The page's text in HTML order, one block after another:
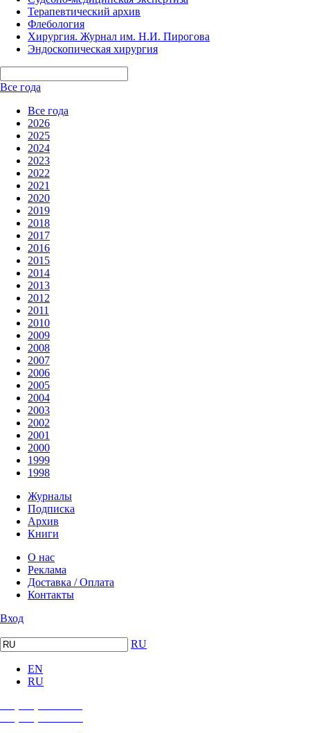
Терапевтический архив
Флебология
Хирургия. Журнал им. Н.И. Пирогова
Эндоскопическая хирургия
Все года
Все года
2026
2025
2024
2023
2022
2021
2020
2019
2018
2017
2016
2015
2014
2013
2012
2011
2010
2009
2008
2007
2006
2005
2004
2003
2002
2001
2000
1999
1998
Журналы
Подписка
Архив
Книги
О нас
Реклама
Доставка / Оплата
Контакты
Вход
RU
EN
RU